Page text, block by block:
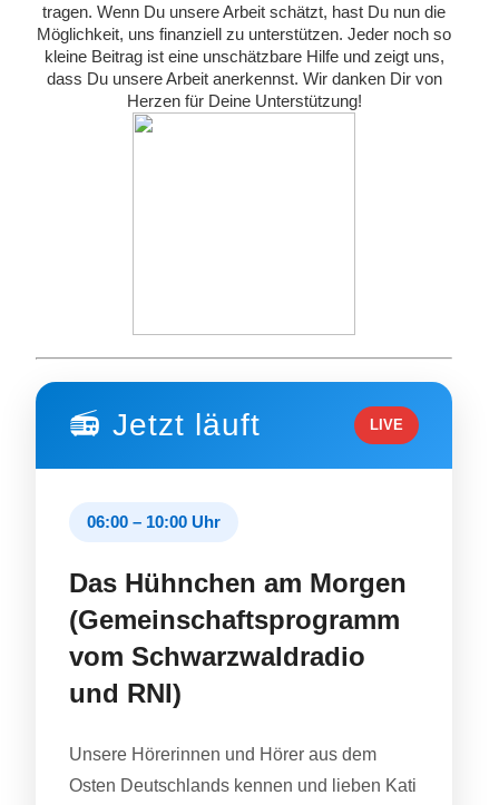
tragen. Wenn Du unsere Arbeit schätzt, hast Du nun die
Möglichkeit, uns finanziell zu unterstützen. Jeder noch so
kleine Beitrag ist eine unschätzbare Hilfe und zeigt uns,
dass Du unsere Arbeit anerkennst. Wir danken Dir von
Herzen für Deine Unterstützung!
📻 Jetzt läuft LIVE
06:00 – 10:00 Uhr
Das Hühnchen am Morgen
(Gemeinschaftsprogramm
vom Schwarzwaldradio
und RNI)
Unsere Hörerinnen und Hörer aus dem
Osten Deutschlands kennen und lieben Kati